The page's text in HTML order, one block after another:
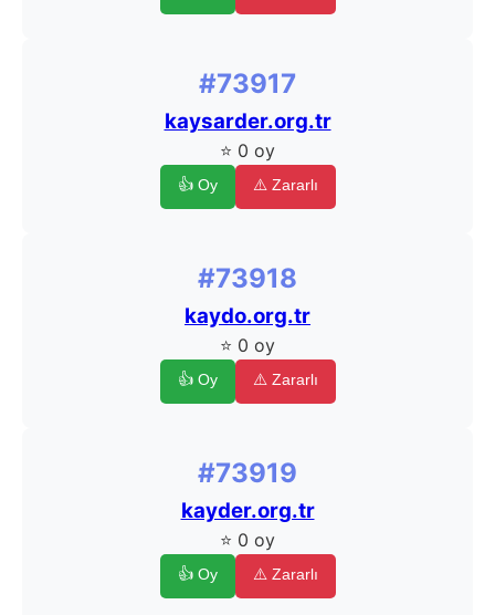
#73917
kaysarder.org.tr
⭐ 0 oy
👍 Oy ⚠️ Zararlı
#73918
kaydo.org.tr
⭐ 0 oy
👍 Oy ⚠️ Zararlı
#73919
kayder.org.tr
⭐ 0 oy
👍 Oy ⚠️ Zararlı